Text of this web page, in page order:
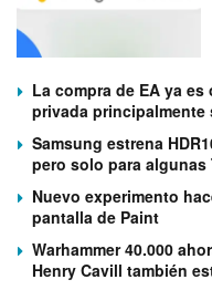
La compra de EA ya
privada principalmente
Samsung estrena
pero solo para algunas
Nuevo experimento
pantalla de Paint
Warhammer 40.000
Henry Cavill también